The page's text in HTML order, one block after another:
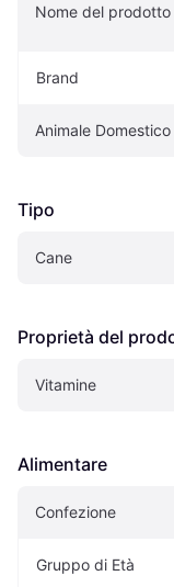
Nome del prodotto
Brand
Animale Domestico
Tipo
Cane
Proprietà del
Vitamine
Alimentare
Confezione
Gruppo di Età